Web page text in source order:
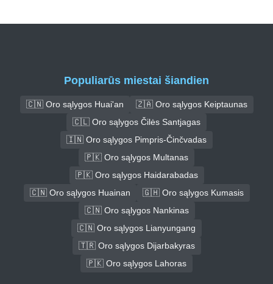
Populiarūs miestai šiandien
🇨🇳 Oro sąlygos Huai'an
🇿🇦 Oro sąlygos Keiptaunas
🇨🇱 Oro sąlygos Čilės Santjagas
🇮🇳 Oro sąlygos Pimpris-Činčvadas
🇵🇰 Oro sąlygos Multanas
🇵🇰 Oro sąlygos Haidarabadas
🇨🇳 Oro sąlygos Huainan
🇬🇭 Oro sąlygos Kumasis
🇨🇳 Oro sąlygos Nankinas
🇨🇳 Oro sąlygos Lianyungang
🇹🇷 Oro sąlygos Dijarbakyras
🇵🇰 Oro sąlygos Lahoras